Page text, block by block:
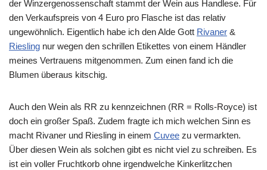
der Winzergenossenschaft stammt der Wein aus Handlese. Für
den Verkaufspreis von 4 Euro pro Flasche ist das relativ
ungewöhnlich. Eigentlich habe ich den Alde Gott Rivaner &
Riesling nur wegen den schrillen Etikettes von einem Händler
meines Vertrauens mitgenommen. Zum einen fand ich die
Blumen überaus kitschig.
Auch den Wein als RR zu kennzeichnen (RR = Rolls-Royce) ist
doch ein großer Spaß. Zudem fragte ich mich welchen Sinn es
macht Rivaner und Riesling in einem Cuvee zu vermarkten.
Über diesen Wein als solchen gibt es nicht viel zu schreiben. Es
ist ein voller Fruchtkorb ohne irgendwelche Kinkerlitzchen